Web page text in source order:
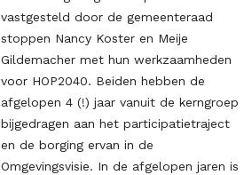
vastgesteld door de gemeenteraad
stoppen Nancy Koster en Meije
Gildemacher met hun werkzaamheden
voor HOP2040. Beiden hebben de
afgelopen 4 (!) jaar vanuit de kerngroep
bijgedragen aan het participatietraject
en de borging ervan in de
Omgevingsvisie. In de afgelopen jaren is